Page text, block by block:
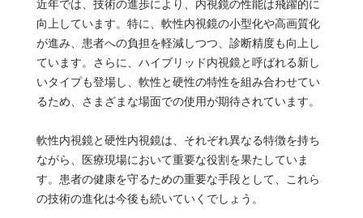
近年では、技術の進歩により、内視鏡の性能は飛躍的に
向上しています。特に、軟性内視鏡の小型化や高画質化
が進み、患者への負担を軽減しつつ、診断精度も向上し
ています。さらに、ハイブリッド内視鏡と呼ばれる新し
いタイプも登場し、軟性と硬性の特性を組み合わせてい
るため、さまざまな場面での使用が期待されています。
軟性内視鏡と硬性内視鏡は、それぞれ異なる特徴を持ち
ながら、医療現場において重要な役割を果たしていま
す。患者の健康を守るための重要な手段として、これら
の技術の進化は今後も続いていくでしょう。